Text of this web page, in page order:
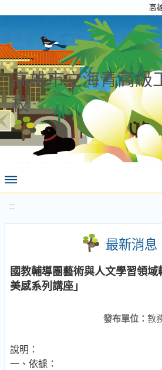
高
高雄市立海青高級
校
:::
最新消息
國教輔導團藝術與人文學習領
美感系列講座」
發布單位： 教
說明：
一、依據：